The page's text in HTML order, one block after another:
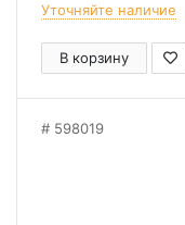
Уточняйте наличие
В корзину
598019